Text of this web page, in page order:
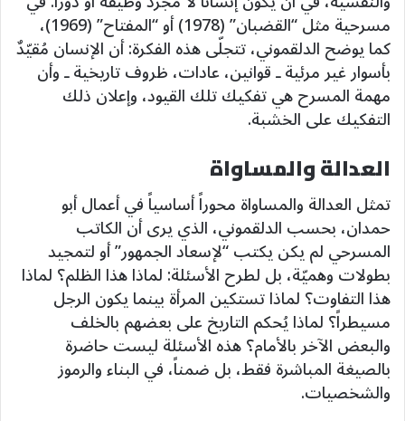
مسرحية مثل “القضبان” (1978) أو “المفتاح” (1969)،
كما يوضح الدلقموني، تتجلّى هذه الفكرة: أن الإنسان مُقيّدٌ
بأسوار غير مرئية ـ قوانين، عادات، ظروف تاريخية ـ وأن
مهمة المسرح هي تفكيك تلك القيود، وإعلان ذلك
التفكيك على الخشبة.
العدالة والمساواة
تمثل العدالة والمساواة محوراً أساسياً في أعمال أبو
حمدان، بحسب الدلقموني، الذي يرى أن الكاتب
المسرحي لم يكن يكتب “لإسعاد الجمهور” أو لتمجيد
بطولات وهميّة، بل لطرح الأسئلة: لماذا هذا الظلم؟ لماذا
هذا التفاوت؟ لماذا تستكين المرأة بينما يكون الرجل
مسيطراً؟ لماذا يُحكم التاريخ على بعضهم بالخلف
والبعض الآخر بالأمام؟ هذه الأسئلة ليست حاضرة
بالصيغة المباشرة فقط، بل ضمناً، في البناء والرموز
والشخصيات.